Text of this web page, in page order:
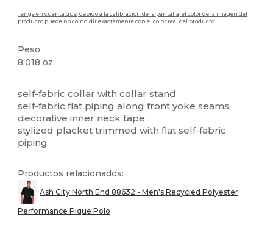
Tenga en cuenta que, debido a la calibración de la pantalla, el color de la imagen del
producto puede no coincidir exactamente con el color real del producto.
Peso
8.018 oz.
self-fabric collar with collar stand
self-fabric flat piping along front yoke seams
decorative inner neck tape
stylized placket trimmed with flat self-fabric
piping
Productos relacionados:
Ash City North End 88632 - Men's Recycled Polyester
Performance Pique Polo